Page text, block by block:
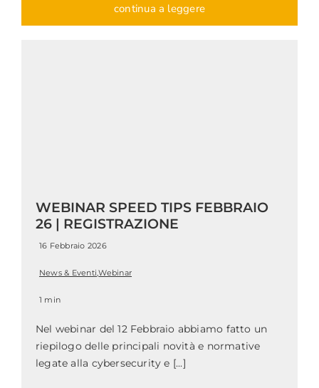
continua a leggere
WEBINAR SPEED TIPS FEBBRAIO
26 | REGISTRAZIONE
16 Febbraio 2026
News & Eventi,Webinar
1 min
Nel webinar del 12 Febbraio abbiamo fatto un
riepilogo delle principali novità e normative
legate alla cybersecurity e [...]